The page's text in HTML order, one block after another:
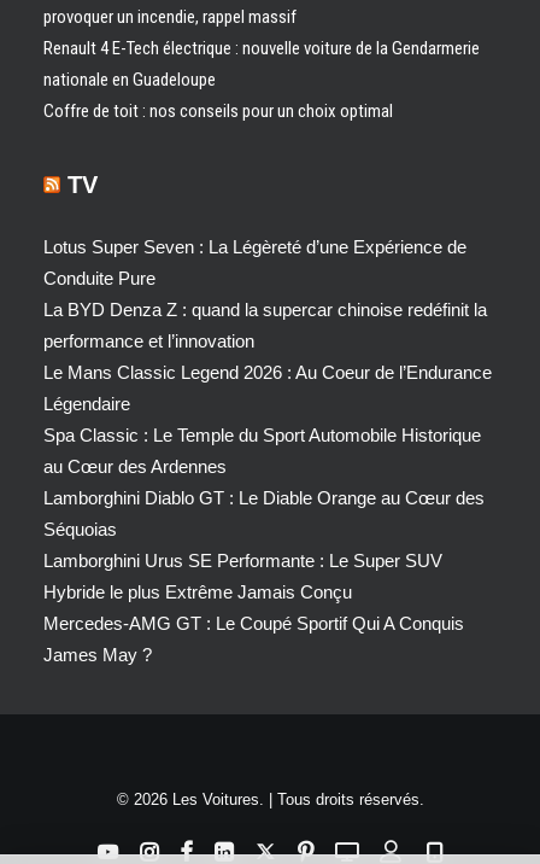
provoquer un incendie, rappel massif
Renault 4 E-Tech électrique : nouvelle voiture de la Gendarmerie
nationale en Guadeloupe
Coffre de toit : nos conseils pour un choix optimal
TV
Lotus Super Seven : La Légèreté d’une Expérience de
Conduite Pure
La BYD Denza Z : quand la supercar chinoise redéfinit la
performance et l’innovation
Le Mans Classic Legend 2026 : Au Coeur de l’Endurance
Légendaire
Spa Classic : Le Temple du Sport Automobile Historique
au Cœur des Ardennes
Lamborghini Diablo GT : Le Diable Orange au Cœur des
Séquoias
Lamborghini Urus SE Performante : Le Super SUV
Hybride le plus Extrême Jamais Conçu
Mercedes-AMG GT : Le Coupé Sportif Qui A Conquis
James May ?
© 2026 Les Voitures. | Tous droits réservés.